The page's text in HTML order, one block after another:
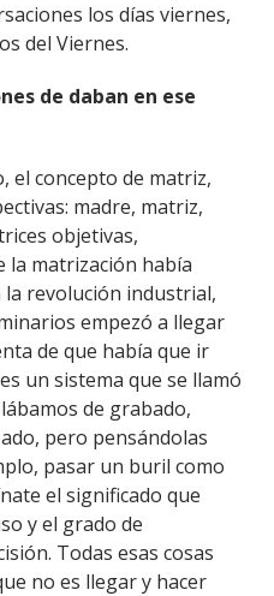
los días viernes,
del Viernes.
de daban en ese
el concepto de matriz,
madre, matriz,
objetivas,
la matrización había
revolución industrial,
empezó a llegar
de que había que ir
un sistema que se llamó
de grabado,
pero pensándolas
pasar un buril como
el significado que
y el grado de
Todas esas cosas
no es llegar y hacer